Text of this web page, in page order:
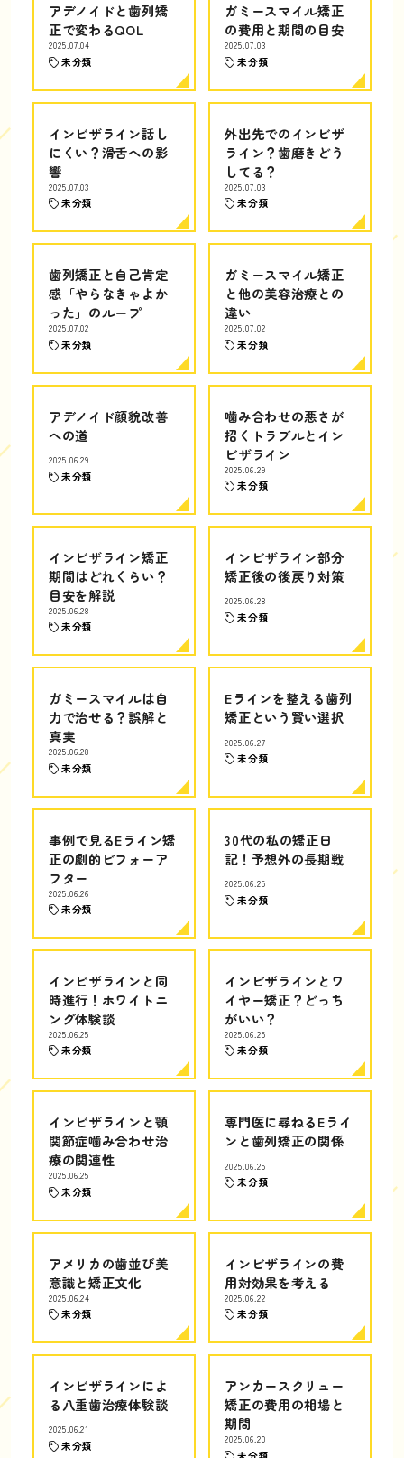
アデノイドと歯列矯
正で変わるQOL
2025.07.04
未分類
ガミースマイル矯正
の費用と期間の目安
2025.07.03
未分類
インビザライン話し
にくい？滑舌への影
響
2025.07.03
未分類
外出先でのインビザ
ライン？歯磨きどう
してる？
2025.07.03
未分類
歯列矯正と自己肯定
感「やらなきゃよか
った」のループ
2025.07.02
未分類
ガミースマイル矯正
と他の美容治療との
違い
2025.07.02
未分類
アデノイド顔貌改善
への道
2025.06.29
未分類
噛み合わせの悪さが
招くトラブルとイン
ビザライン
2025.06.29
未分類
インビザライン矯正
期間はどれくらい？
目安を解説
2025.06.28
未分類
インビザライン部分
矯正後の後戻り対策
2025.06.28
未分類
ガミースマイルは自
力で治せる？誤解と
真実
2025.06.28
未分類
Eラインを整える歯列
矯正という賢い選択
2025.06.27
未分類
事例で見るEライン矯
正の劇的ビフォーア
フター
2025.06.26
未分類
30代の私の矯正日
記！予想外の長期戦
2025.06.25
未分類
インビザラインと同
時進行！ホワイトニ
ング体験談
2025.06.25
未分類
インビザラインとワ
イヤー矯正？どっち
がいい？
2025.06.25
未分類
インビザラインと顎
関節症噛み合わせ治
療の関連性
2025.06.25
未分類
専門医に尋ねるEライ
ンと歯列矯正の関係
2025.06.25
未分類
アメリカの歯並び美
意識と矯正文化
2025.06.24
未分類
インビザラインの費
用対効果を考える
2025.06.22
未分類
インビザラインによ
る八重歯治療体験談
2025.06.21
未分類
アンカースクリュー
矯正の費用の相場と
期間
2025.06.20
未分類